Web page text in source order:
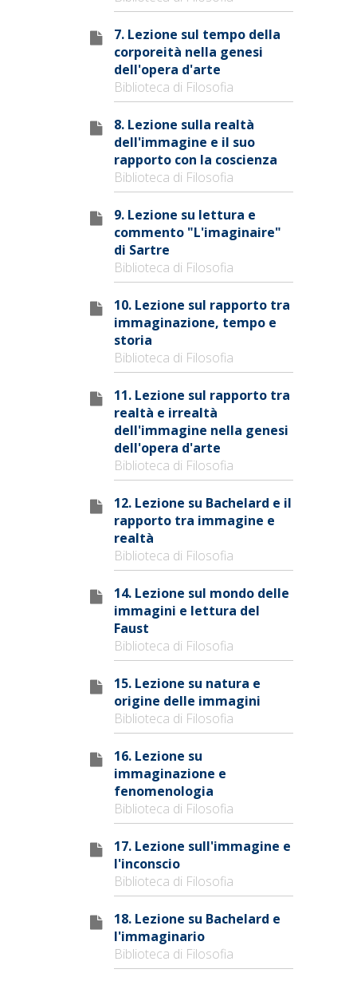
7. Lezione sul tempo della
corporeità nella genesi
dell'opera d'arte
Biblioteca di Filosofia
8. Lezione sulla realtà
dell'immagine e il suo
rapporto con la coscienza
Biblioteca di Filosofia
9. Lezione su lettura e
commento "L'imaginaire"
di Sartre
Biblioteca di Filosofia
10. Lezione sul rapporto tra
immaginazione, tempo e
storia
Biblioteca di Filosofia
11. Lezione sul rapporto tra
realtà e irrealtà
dell'immagine nella genesi
dell'opera d'arte
Biblioteca di Filosofia
12. Lezione su Bachelard e il
rapporto tra immagine e
realtà
Biblioteca di Filosofia
14. Lezione sul mondo delle
immagini e lettura del
Faust
Biblioteca di Filosofia
15. Lezione su natura e
origine delle immagini
Biblioteca di Filosofia
16. Lezione su
immaginazione e
fenomenologia
Biblioteca di Filosofia
17. Lezione sull'immagine e
l'inconscio
Biblioteca di Filosofia
18. Lezione su Bachelard e
l'immaginario
Biblioteca di Filosofia